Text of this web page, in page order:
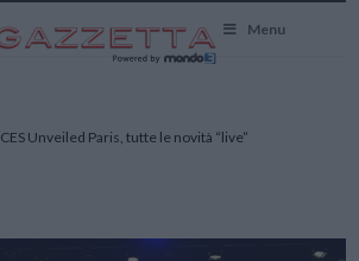
Menu
CES Unveiled Paris, tutte le novità “live”